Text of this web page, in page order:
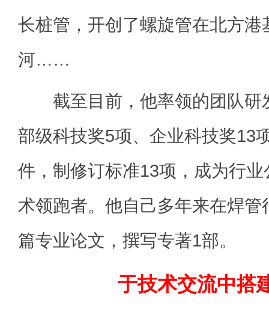
长桩管，开创了螺旋管在北方港
河……
截至目前，他率领的团队研
部级科技奖5项、企业科技奖13
件，制修订标准13项，成为行
术领跑者。他自己多年来在焊管
篇专业论文，撰写专著1部。
于技术交流中搭